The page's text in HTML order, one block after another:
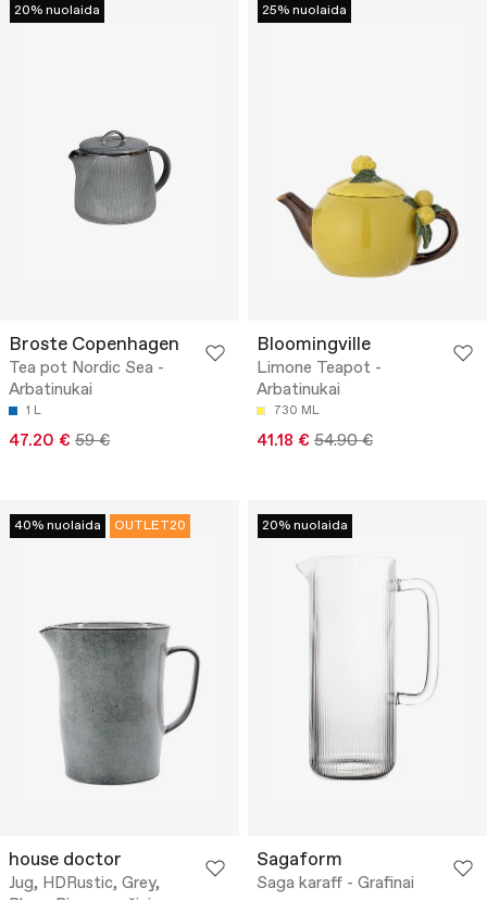
20% nuolaida
Broste Copenhagen
Tea pot Nordic Sea -
Arbatinukai
1 L
47.20 € 59 €
25% nuolaida
Bloomingville
Limone Teapot -
Arbatinukai
730 ML
41.18 € 54.90 €
40% nuolaida OUTLET20
house doctor
Jug, HDRustic, Grey,
20% nuolaida
Sagaform
Saga karaff - Grafinai